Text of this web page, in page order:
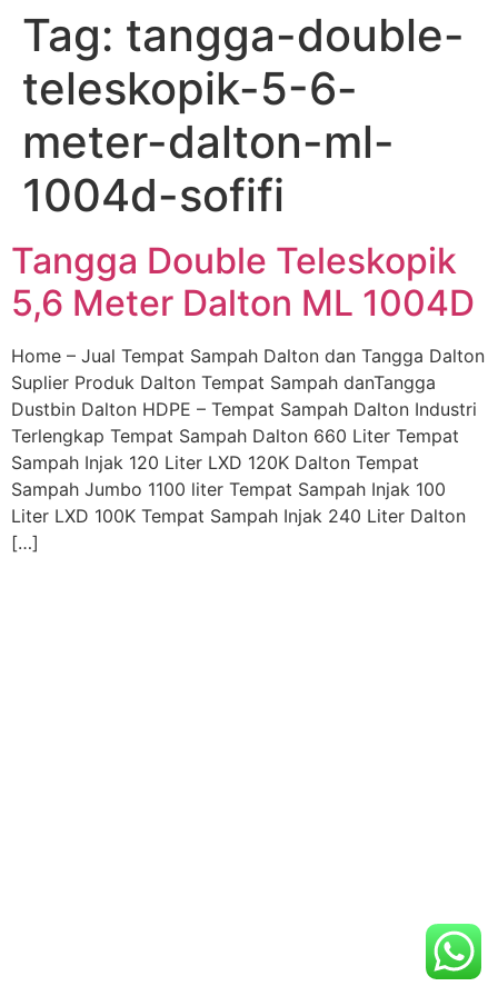
Skip
content
Tag: tangga-double-
teleskopik-5-6-
meter-dalton-ml-
1004d-sofifi
Tangga Double Teleskopik
5,6 Meter Dalton ML 1004D
Home – Jual Tempat Sampah Dalton dan Tangga Dalton
Suplier Produk Dalton Tempat Sampah danTangga
Dustbin Dalton HDPE – Tempat Sampah Dalton Industri
Terlengkap Tempat Sampah Dalton 660 Liter Tempat
Sampah Injak 120 Liter LXD 120K Dalton Tempat
Sampah Jumbo 1100 liter Tempat Sampah Injak 100
Liter LXD 100K Tempat Sampah Injak 240 Liter Dalton
[…]